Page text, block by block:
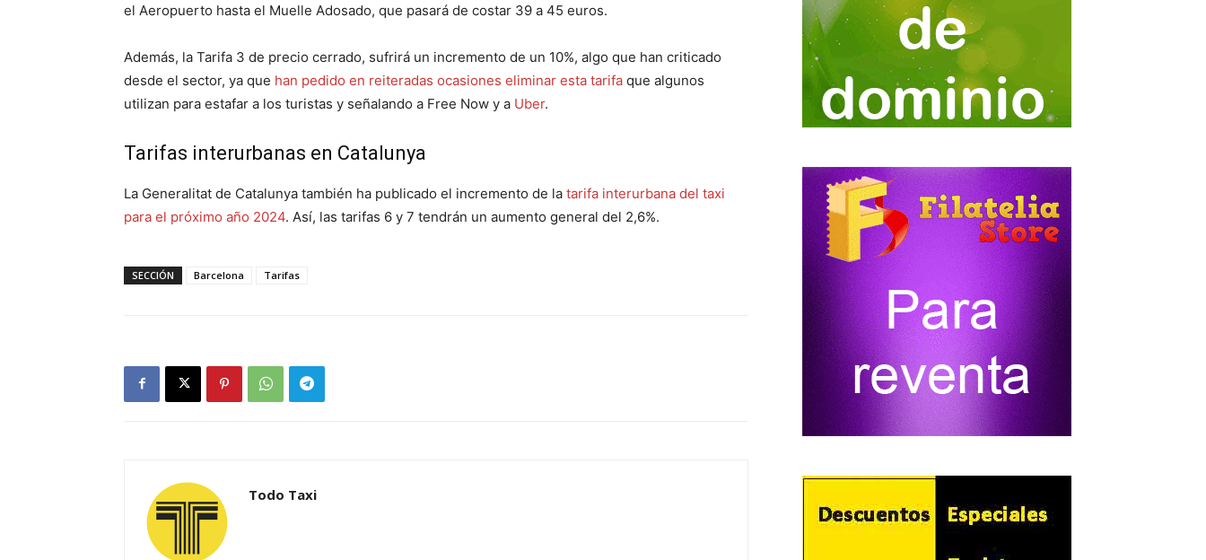
el Aeropuerto hasta el Muelle Adosado, que pasará de costar 39 a 45 euros.
Además, la Tarifa 3 de precio cerrado, sufrirá un incremento de un 10%, algo que han criticado
desde el sector, ya que han pedido en reiteradas ocasiones eliminar esta tarifa que algunos
utilizan para estafar a los turistas y señalando a Free Now y a Uber.
Tarifas interurbanas en Catalunya
La Generalitat de Catalunya también ha publicado el incremento de la tarifa interurbana del taxi
para el próximo año 2024. Así, las tarifas 6 y 7 tendrán un aumento general del 2,6%.
SECCIÓN Barcelona Tarifas
Todo Taxi